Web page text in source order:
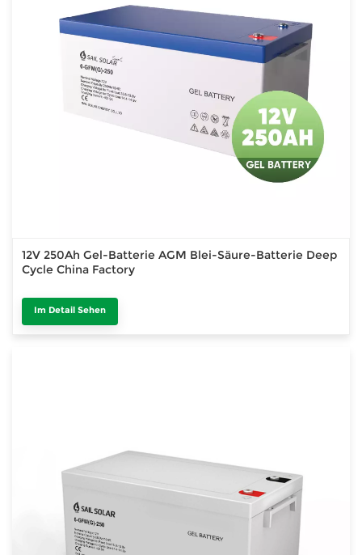
12V 250Ah Gel-Batterie AGM Blei-Säure-Batterie Deep
Cycle China Factory
Im Detail Sehen